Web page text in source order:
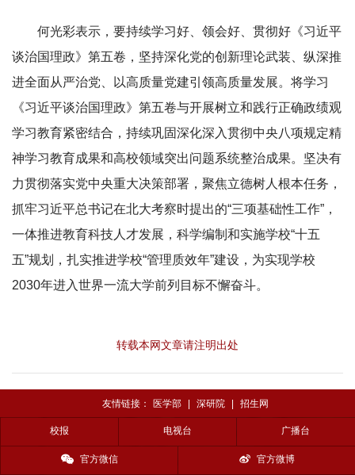
何光彩表示，要持续学习好、领会好、贯彻好《习近平
谈治国理政》第五卷，坚持深化党的创新理论武装、纵深推
进全面从严治党、以高质量党建引领高质量发展。将学习
《习近平谈治国理政》第五卷与开展树立和践行正确政绩观
学习教育紧密结合，持续巩固深化深入贯彻中央八项规定精
神学习教育成果和高校领域突出问题系统整治成果。坚决有
力贯彻落实党中央重大决策部署，聚焦立德树人根本任务，
抓牢习近平总书记在北大考察时提出的“三项基础性工作”，
一体推进教育科技人才发展，科学编制和实施学校“十五
五”规划，扎实推进学校“管理质效年”建设，为实现学校
2030年进入世界一流大学前列目标不懈奋斗。
转载本网文章请注明出处
友情链接： 医学部 深研院 招生网
校报 电视台 广播台
官方微信 官方微博